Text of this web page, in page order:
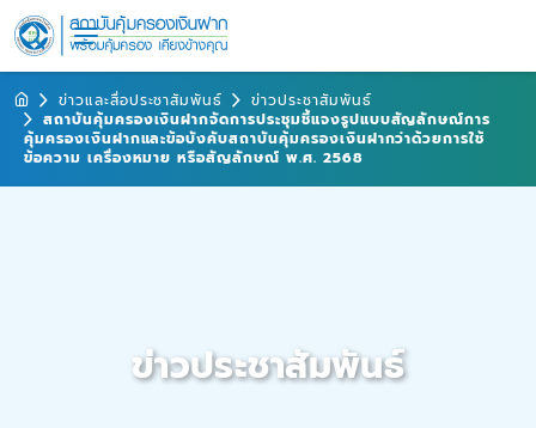
ข่าวและสื่อประชาสัมพันธ์
ข่าวประชาสัมพันธ์
สถาบันคุ้มครองเงินฝากจัดการประชุมชี้แจงรูปแบบสัญลักษณ์การ
คุ้มครองเงินฝากและข้อบังคับสถาบันคุ้มครองเงินฝากว่าด้วยการใช้
ข้อความ เครื่องหมาย หรือสัญลักษณ์ พ.ศ. 2568
ข่าวประชาสัมพันธ์